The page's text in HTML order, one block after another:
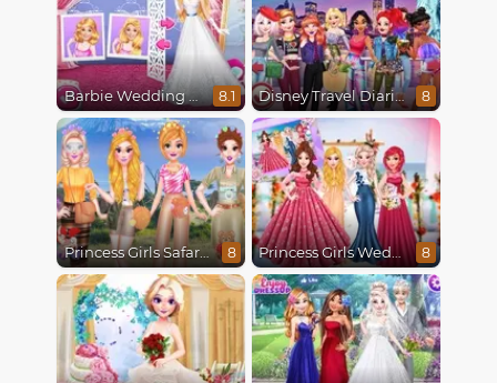
Barbie Wedding Fun 8.1 Disney Travel Diaries: City Break 8
Princess Girls Safari Trip 8 Princess Girls Wedding Trip 8